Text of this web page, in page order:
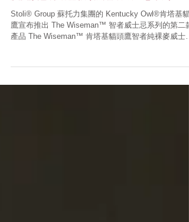
Stoli® Group 蘇托力集團的 Kentucky Owl®肯塔基貓
鷹宣布推出 The Wiseman™ 智者威士忌系列的第二款
產品 The Wiseman™ 肯塔基貓頭鷹智者純裸麥威士